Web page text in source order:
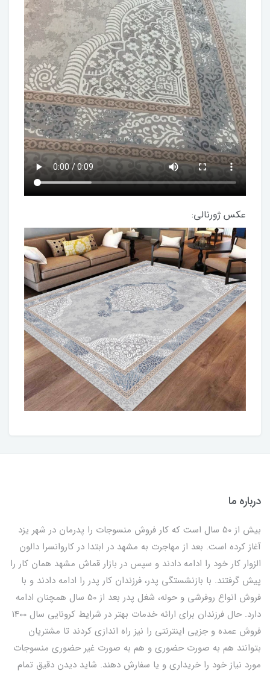
عکس ژورنالی:
درباره ما
بیش از 50 سال است که کار فروش منسوجات را پدرمان در شهر یزد
آغاز کرده است. بعد از مهاجرت به مشهد در ابتدا در کاروانسرا دالون
الزوار کار خود را ادامه دادند و سپس در بازار قماش مشهد همان کار را
پیش گرفتند. با بازنشستگی پدر، فرزندان کار پدر را ادامه دادند و با
فروش انواع روفرشی و حوله، شغل پدر بعد از 50 سال همچنان ادامه
دارد. حال فرزندان برای ارائه خدمات بهتر در شرایط کرونایی سال 1400
فروش عمده و جزیی اینترنتی را نیز راه اندازی کردند تا مشتریان
بتوانند هم به صورت حضوری و هم به صورت غیر حضوری منسوجات
مورد نیاز خود را خریداری و یا سفارش دهند. شاید دیدن دقیق تمام